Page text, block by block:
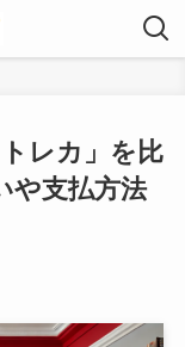
レカ」を比
や支払方法